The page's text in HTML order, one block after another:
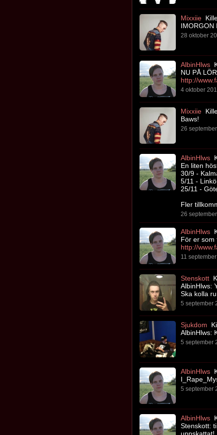
Mixxiie
IMORGON
28 oktober
AlbinHlws
NU PÅ
4 oktober
Mixxiie
Baws!
26
AlbinHlws
En liten
30/9 -
5/11 -
25/11 -
Fler
26
AlbinHlws
För er som
11
Stenskott
AlbinHlws:
Ska kolla
5 september
Sjukdom
AlbinHlws:
5 september
AlbinHlws
5 september
AlbinHlws
Stenskott: